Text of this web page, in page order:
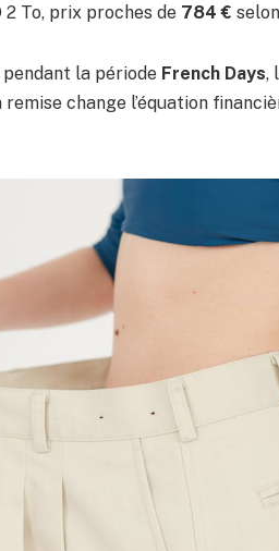
2 To, prix proches de 784 €
la période French Days,
change l’équation